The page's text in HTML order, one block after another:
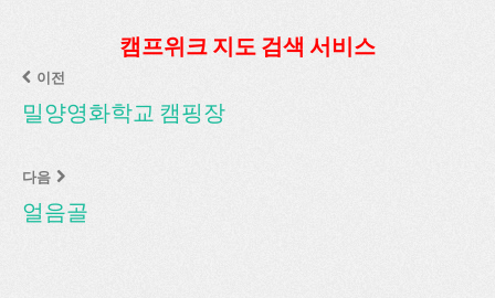
캠프위크 지도 검색 서비스
이전
밀양영화학교 캠핑장
다음
얼음골